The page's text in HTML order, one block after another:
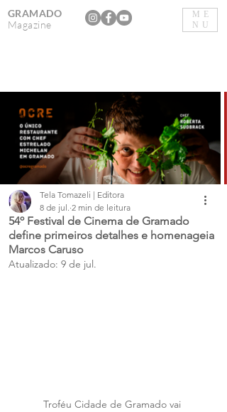
ME
NU
GRAMADO
Magazine
54º Festival de Cinema de Gramado
define primeiros detalhes e homenageia
Marcos Caruso
Tela Tomazeli | Editora
8 de jul. 2 min de leitura
Atualizado: 9 de jul.
Troféu Cidade de Gramado vai